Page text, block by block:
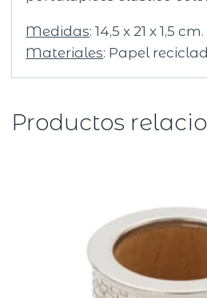
Medidas: 14,5 x 21 x 1,5 cm.
Materiales: Papel
Productos